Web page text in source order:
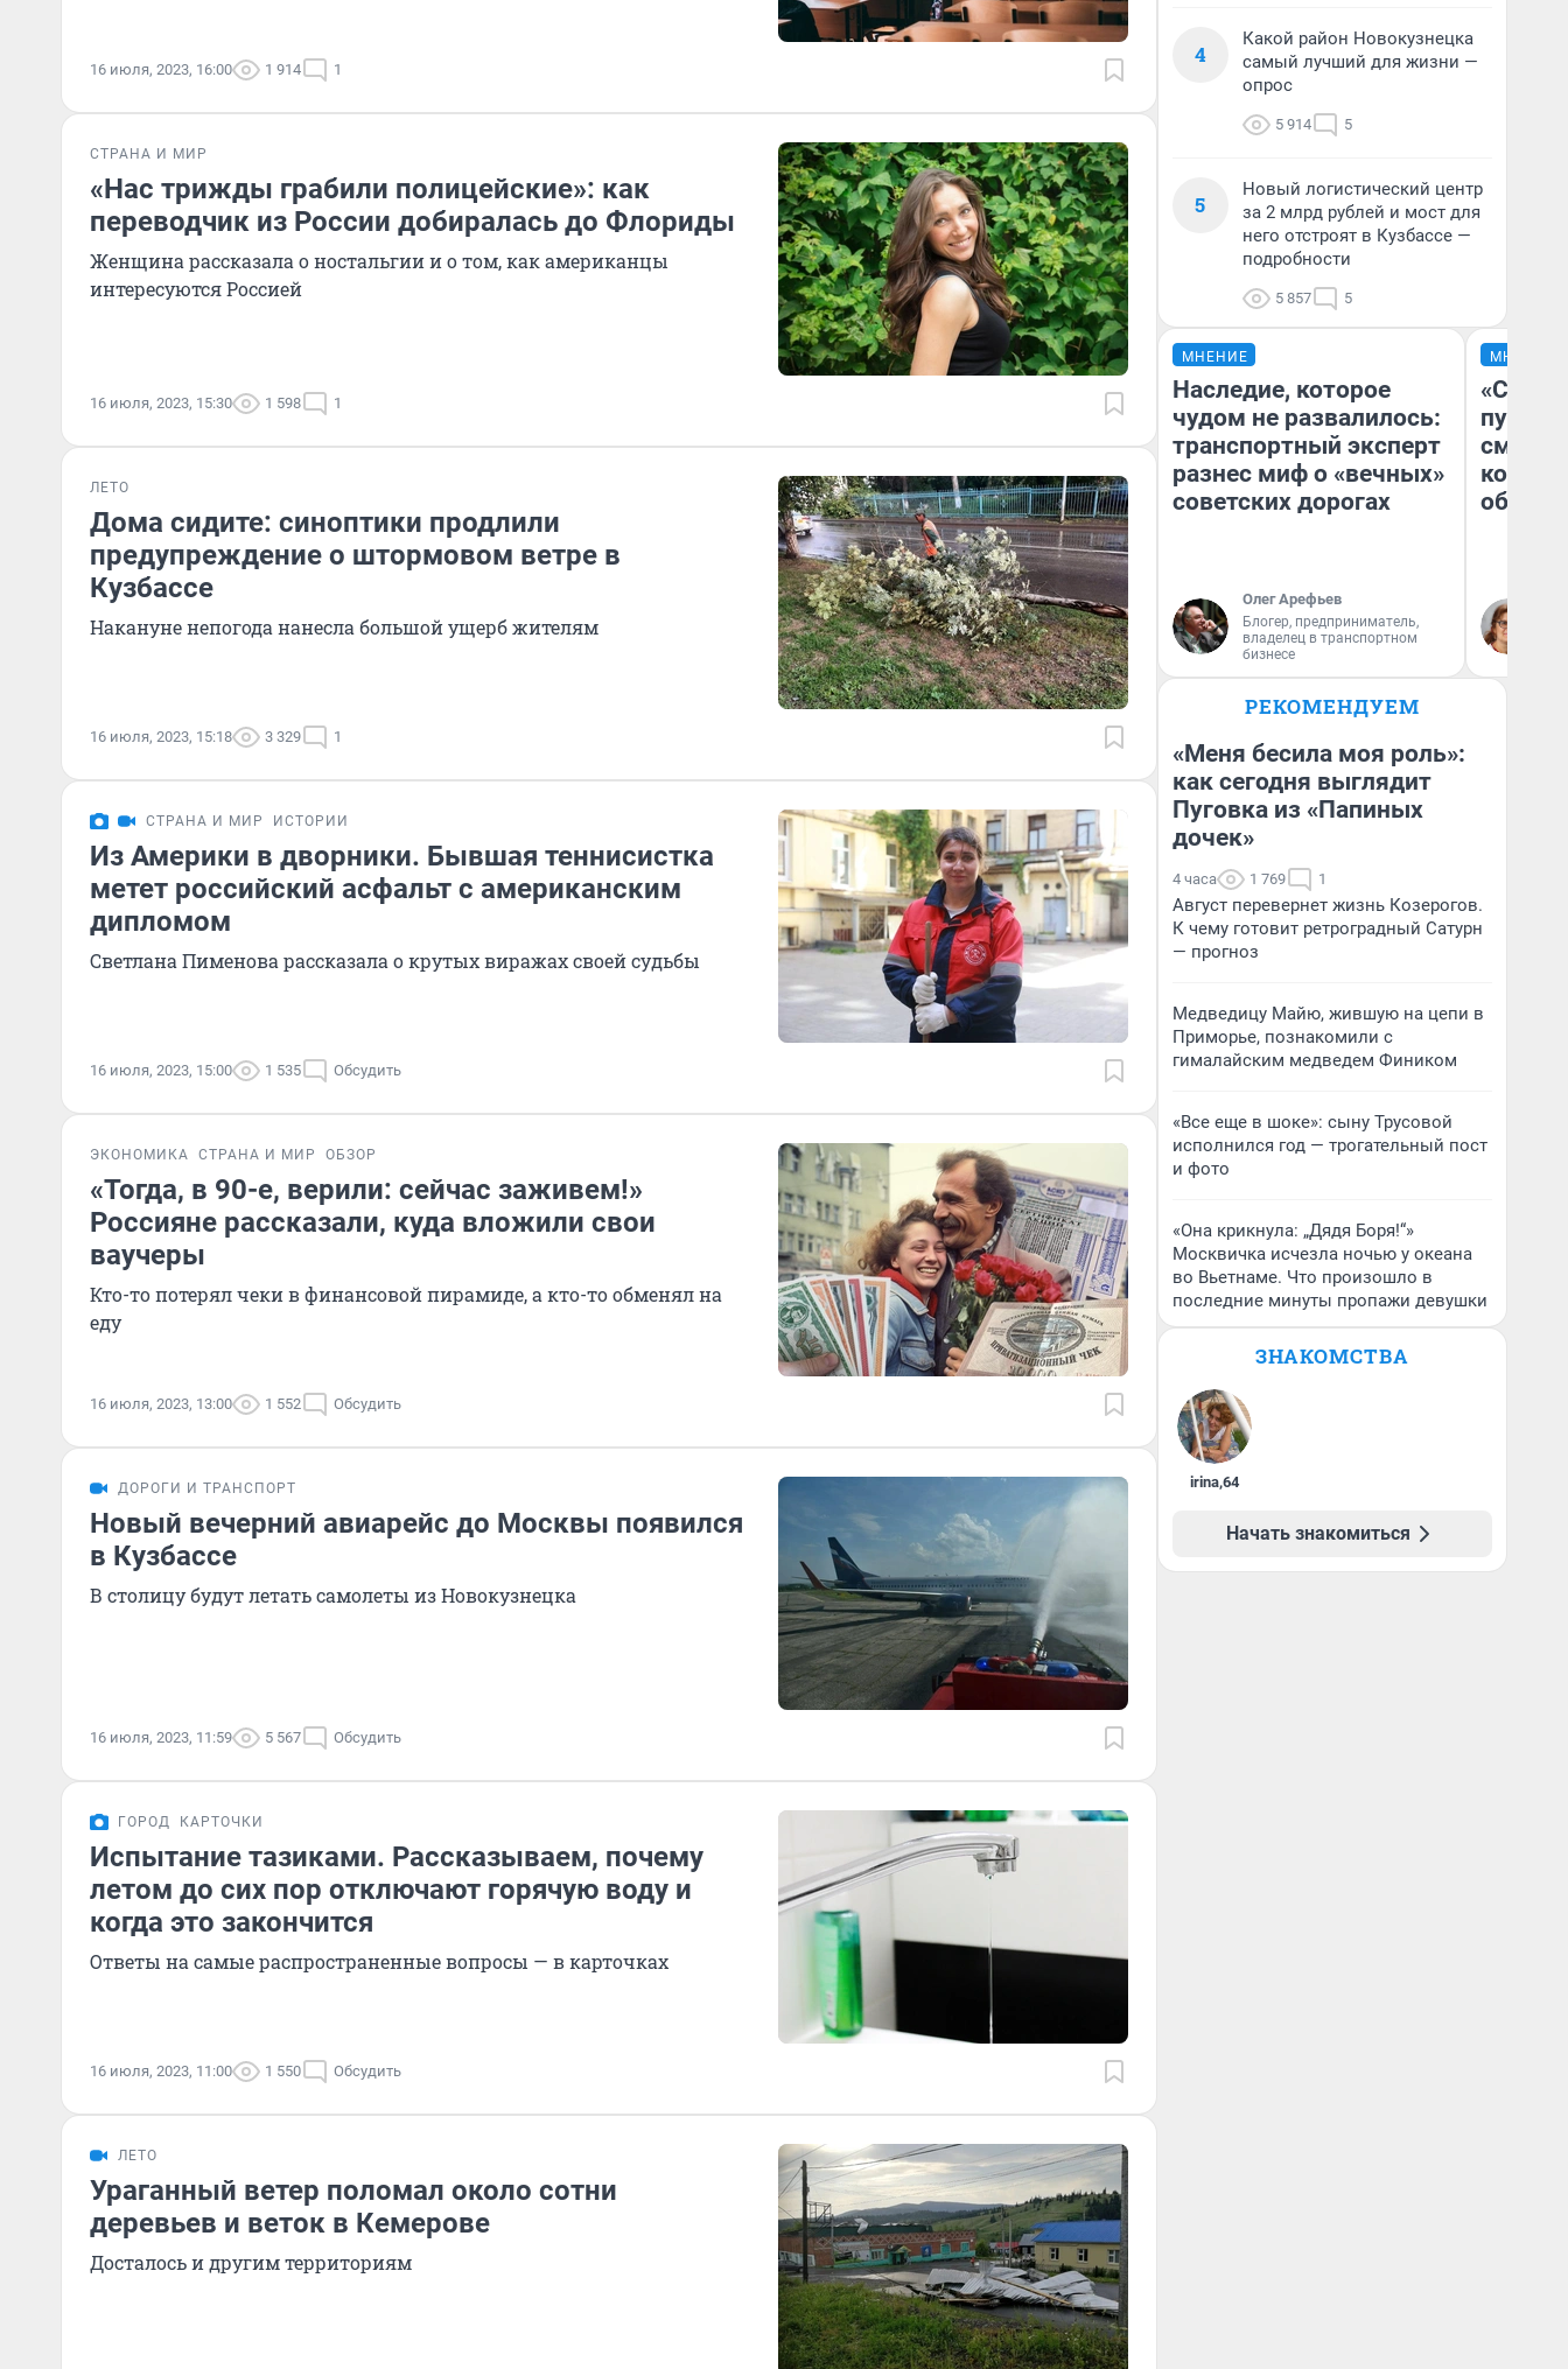
16 июля, 2023, 16:00 1 914 1
СТРАНА И МИР
«Нас трижды грабили полицейские»: как
переводчик из России добиралась до Флориды
Женщина рассказала о ностальгии и о том, как американцы
интересуются Россией
16 июля, 2023, 15:30 1 598 1
ЛЕТО
Дома сидите: синоптики продлили
предупреждение о штормовом ветре в
Кузбассе
Накануне непогода нанесла большой ущерб жителям
16 июля, 2023, 15:18 3 329 1
СТРАНА И МИР ИСТОРИИ
Из Америки в дворники. Бывшая теннисистка
метет российский асфальт с американским
дипломом
Светлана Пименова рассказала о крутых виражах своей судьбы
16 июля, 2023, 15:00 1 535 Обсудить
ЭКОНОМИКА СТРАНА И МИР ОБЗОР
«Тогда, в 90-е, верили: сейчас заживем!»
Россияне рассказали, куда вложили свои
ваучеры
Кто-то потерял чеки в финансовой пирамиде, а кто-то обменял на
еду
16 июля, 2023, 13:00 1 552 Обсудить
ДОРОГИ И ТРАНСПОРТ
Новый вечерний авиарейс до Москвы появился
в Кузбассе
В столицу будут летать самолеты из Новокузнецка
16 июля, 2023, 11:59 5 567 Обсудить
ГОРОД КАРТОЧКИ
Испытание тазиками. Рассказываем, почему
летом до сих пор отключают горячую воду и
когда это закончится
Ответы на самые распространенные вопросы — в карточках
16 июля, 2023, 11:00 1 550 Обсудить
ЛЕТО
Ураганный ветер поломал около сотни
деревьев и веток в Кемерове
Досталось и другим территориям
4
Какой район Новокузнецка
самый лучший для жизни —
опрос
5 914 5
5
Новый логистический центр
за 2 млрд рублей и мост для
него отстроят в Кузбассе —
подробности
5 857 5
МНЕНИЕ
Наследие, которое
чудом не развалилось:
транспортный эксперт
разнес миф о «вечных»
советских дорогах
Олег Арефьев
Блогер, предприниматель,
владелец в транспортном
бизнесе
МНЕНИЕ
РЕКОМЕНДУЕМ
«Меня бесила моя роль»:
как сегодня выглядит
Пуговка из «Папиных
дочек»
4 часа 1 769 1
Август перевернет жизнь Козерогов.
К чему готовит ретроградный Сатурн
— прогноз
Медведицу Майю, жившую на цепи в
Приморье, познакомили с
гималайским медведем Фиником
«Все еще в шоке»: сыну Трусовой
исполнился год — трогательный пост
и фото
«Она крикнула: „Дядя Боря!“»
Москвичка исчезла ночью у океана
во Вьетнаме. Что произошло в
последние минуты пропажи девушки
ЗНАКОМСТВА
irina,64
Начать знакомиться